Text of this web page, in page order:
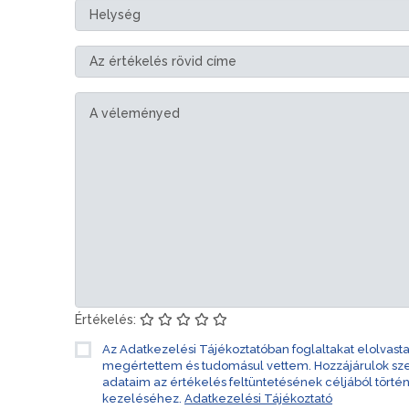
Értékelés:
Az Adatkezelési Tájékoztatóban foglaltakat
megértettem és tudomásul vettem. Hozzájárulok
adataim az értékelés feltüntetésének céljából
kezeléséhez. Adatkezelési Tájékoztató